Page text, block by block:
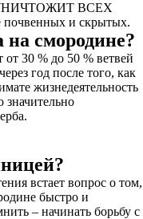
ВСЕХ
и скрытых.
смородине?
30 % до 50 % ветвей
год после того, как
жизнедеятельность
значительно
встает вопрос о том,
быстро и
– начинать борьбу с